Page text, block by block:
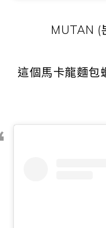
MUTAN (
這個馬卡龍麵包